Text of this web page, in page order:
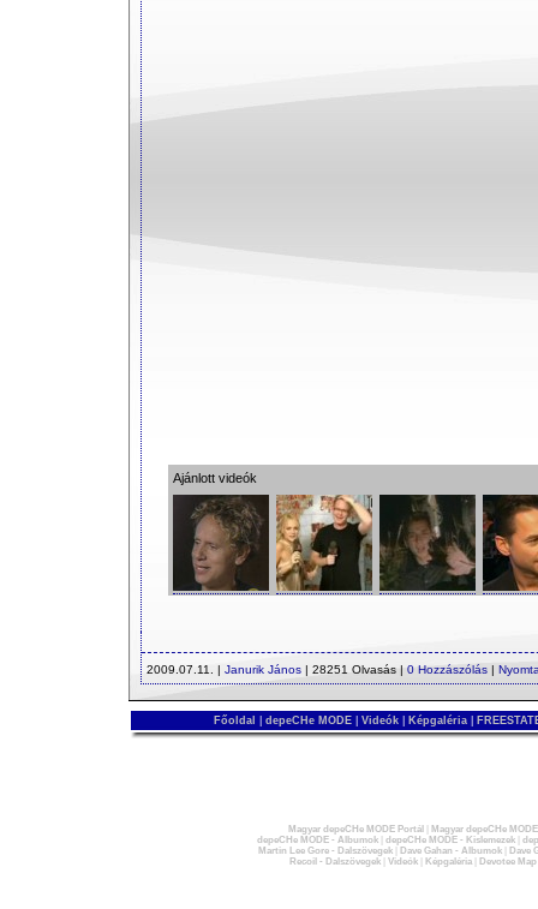
Ajánlott videók
2009.07.11. | Janurik János | 28251 Olvasás | 0 Hozzászólás |
Főoldal depeCHe MODE Videók Képgaléria
Magyar depeCHe MODE Portál
Magyar depeCHe
depeCHe MODE - Albumok| depeCHe MODE - Kislemezek|
Martin Lee Gore - Dalszövegek| Dave Gahan - Albumok|
Dave
Recoil - Dalszövegek| Videók| Képgaléria| Devotee Map